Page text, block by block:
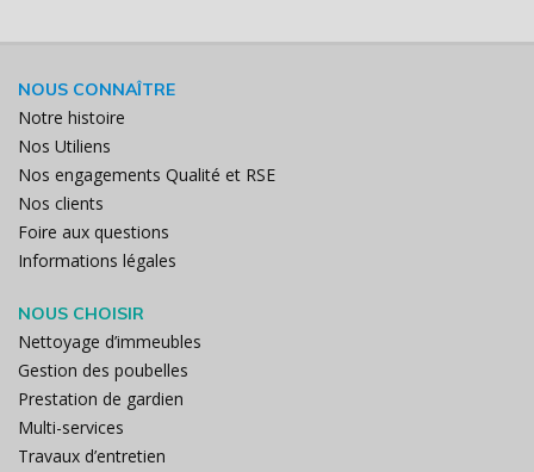
NOUS CONNAÎTRE
Notre histoire
Nos Utiliens
Nos engagements Qualité et RSE
Nos clients
Foire aux questions
Informations légales
NOUS CHOISIR
Nettoyage d’immeubles
Gestion des poubelles
Prestation de gardien
Multi-services
Travaux d’entretien